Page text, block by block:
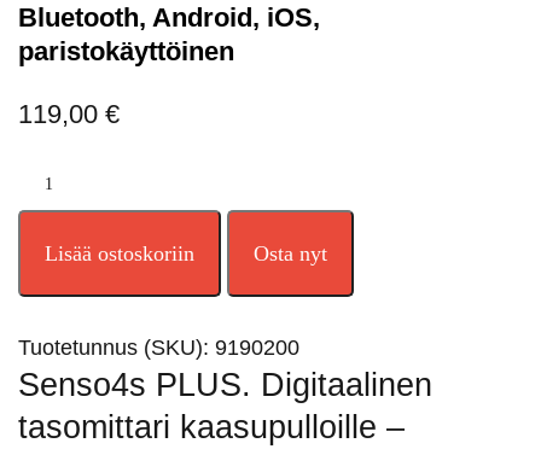
Bluetooth, Android, iOS,
paristokäyttöinen
119,00 €
Lisää ostoskoriin Osta nyt
Tuotetunnus (SKU): 9190200
Senso4s PLUS. Digitaalinen
tasomittari kaasupulloille –